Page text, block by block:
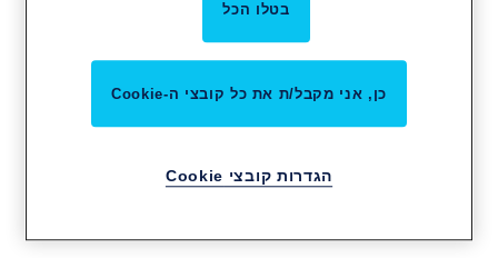
בטלו הכל
כן, אני מקבל/ת את כל קובצי ה-Cookie
הגדרות קובצי Cookie